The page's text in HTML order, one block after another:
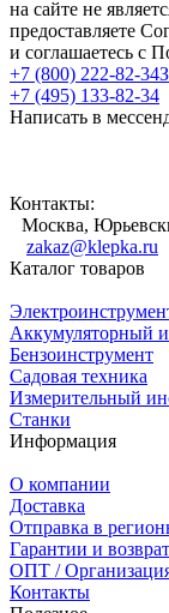
на сайте не
предоставляете
и соглашаетесь с
+7 (800) 222-82-34
+7 (495) 133-82-34
Написать в
Контакты:
Москва,
zakaz@klepka.ru
Каталог товаров
Аккумуляторный
Бензоинструмент
Садовая техника
Измерительный
Станки
Информация
О компании
Доставка
Отправка в
Гарантии и возврат
ОПТ /
Контакты